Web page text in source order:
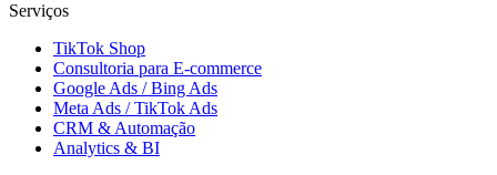
Serviços
TikTok Shop
Consultoria para E-commerce
Google Ads / Bing Ads
Meta Ads / TikTok Ads
CRM & Automação
Analytics & BI